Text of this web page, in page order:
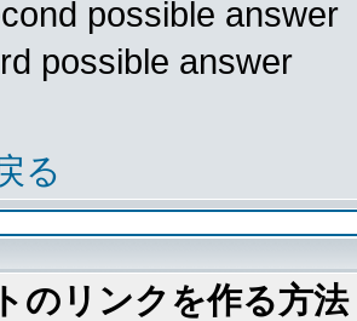
possible answer
possible answer
る
のリンクを作る方法